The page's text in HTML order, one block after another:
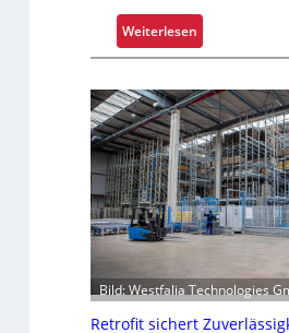
h
i
c
t
s
t
o
f
f
r
l
Weiterlesen:
K
m
m
i
s
s
i
o
i
e
r
Bild: Westfalia Technologies
Retrofit sichert